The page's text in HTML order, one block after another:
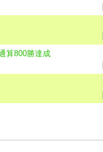
算800勝達成